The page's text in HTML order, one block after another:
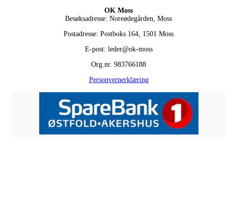
OK Moss
Besøksadresse: Noreødegården, Moss
Postadresse: Postboks 164, 1501 Moss
E-post: leder@ok-moss
Org.nr. 983766188
Personvernerklæring